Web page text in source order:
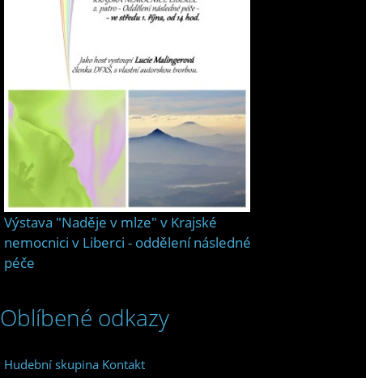
Výstava "Naděje v mlze" v Krajské
nemocnici v Liberci - oddělení následné
péče
Oblíbené odkazy
Hudební skupina Kontakt